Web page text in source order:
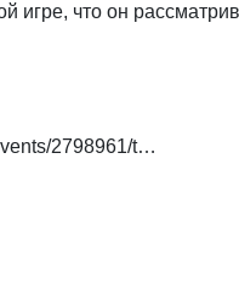
игре, что он
2798961/t…